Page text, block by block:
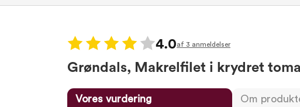
4.0af 3 anmeldelser
Grøndals, Makrelfilet i krydret
Vores vurdering Om